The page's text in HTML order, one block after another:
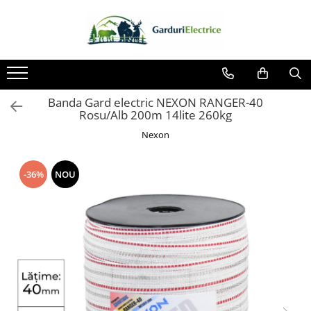
Toate Produsele
Impulsor - Generator Impulsuri -
Pulsator Gard Electric
NEXON BEASTSHOCK
DALTOR
NEXON EASYSHOCK și PITISHOCK
Izolatori Gard Electric
Izolatori – Utilizare generală
Izolatori cu filet metric
Izolatori pentru colț
Banda Gard electric NEXON RANGER-40
Rosu/Alb 200m 14lite 260kg
Nexon
-36% NOU